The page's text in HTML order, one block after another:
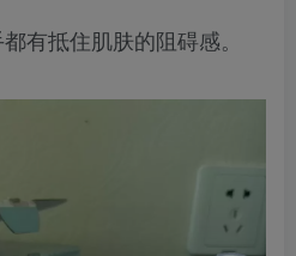
有抵住肌肤的阻碍感。